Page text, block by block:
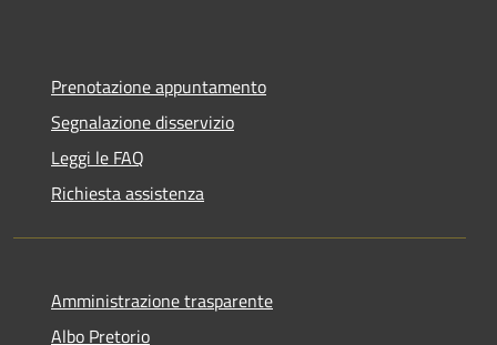
Prenotazione appuntamento
Segnalazione disservizio
Leggi le FAQ
Richiesta assistenza
Amministrazione trasparente
Albo Pretorio